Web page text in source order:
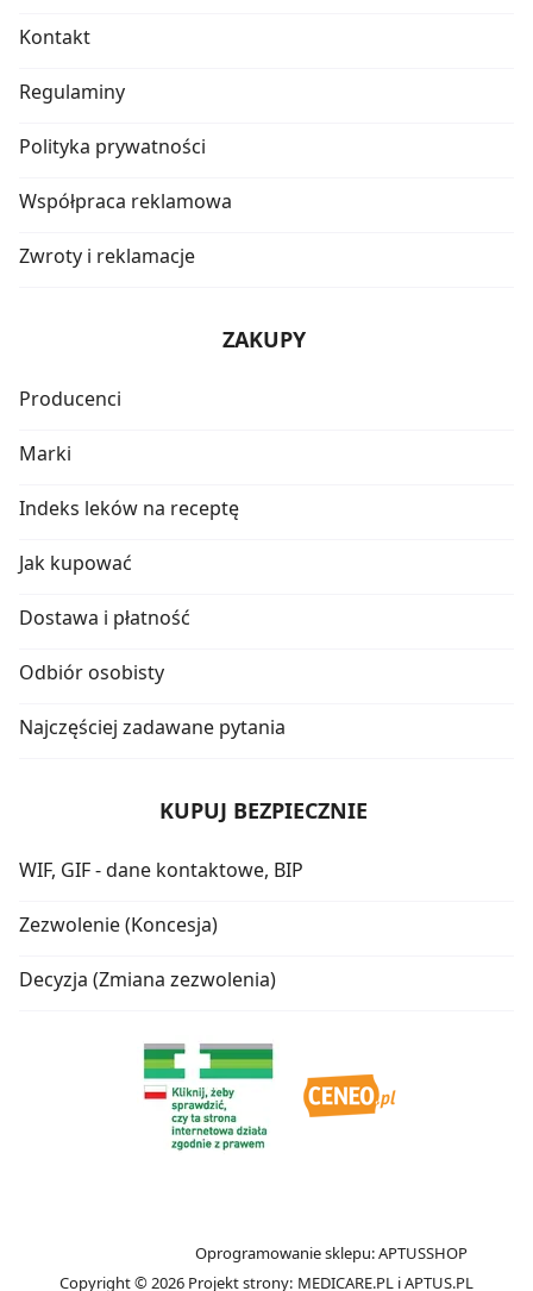
Kontakt
Regulaminy
Polityka prywatności
Współpraca reklamowa
Zwroty i reklamacje
ZAKUPY
Producenci
Marki
Indeks leków na receptę
Jak kupować
Dostawa i płatność
Odbiór osobisty
Najczęściej zadawane pytania
KUPUJ BEZPIECZNIE
WIF, GIF - dane kontaktowe, BIP
Zezwolenie (Koncesja)
Decyzja (Zmiana zezwolenia)
Copyright © 2026
Oprogramowanie sklepu:APTUSSHOP
Projekt strony: MEDICARE.PL iAPTUS.PL